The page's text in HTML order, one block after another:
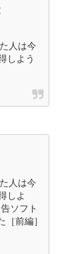
人は今
しよう
人は今
しよ
ソフト
前編］